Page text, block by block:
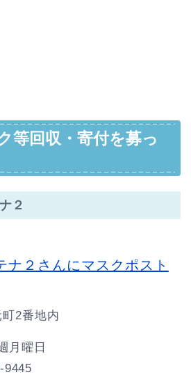
回収・寄付を募っ
２
ナ２さんにマスクポスト
2番地内
月曜日
9445